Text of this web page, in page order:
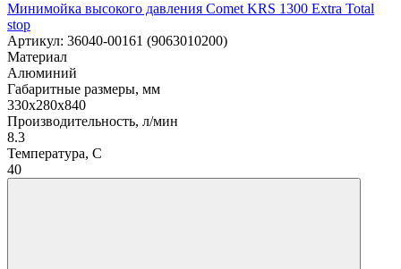
Минимойка высокого давления Comet KRS 1300 Extra Total
stop
Артикул: 36040-00161 (9063010200)
Материал
Алюминий
Габаритные размеры, мм
330x280x840
Производительность, л/мин
8.3
Температура, C
40